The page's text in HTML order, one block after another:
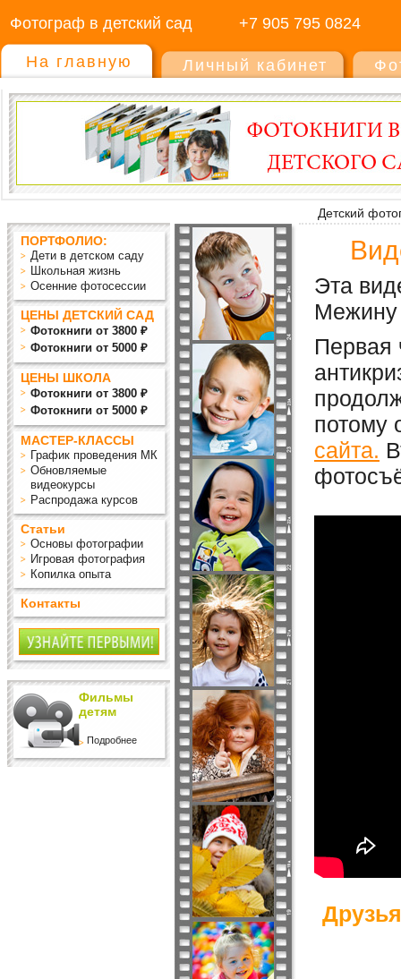
Фотограф в детский сад +7 905 795 0824
На главную Личный кабинет
Детский
ПОРТФОЛИО:
Дети в детском саду
Школьная жизнь
Осенние фотосессии
ЦЕНЫ ДЕТСКИЙ САД
Фотокниги от 3800 ₽
Фотокниги от 5000 ₽
ЦЕНЫ ШКОЛА
Фотокниги от 3800 ₽
Фотокниги от 5000 ₽
МАСТЕР-КЛАССЫ
График проведения МК
Обновляемые
видеокурсы
Распродажа курсов
Статьи
Основы фотографии
Игровая фотография
Копилка опыта
Контакты
Фильмы
детям
Подробнее
Эта
Первая
потому
сайта.